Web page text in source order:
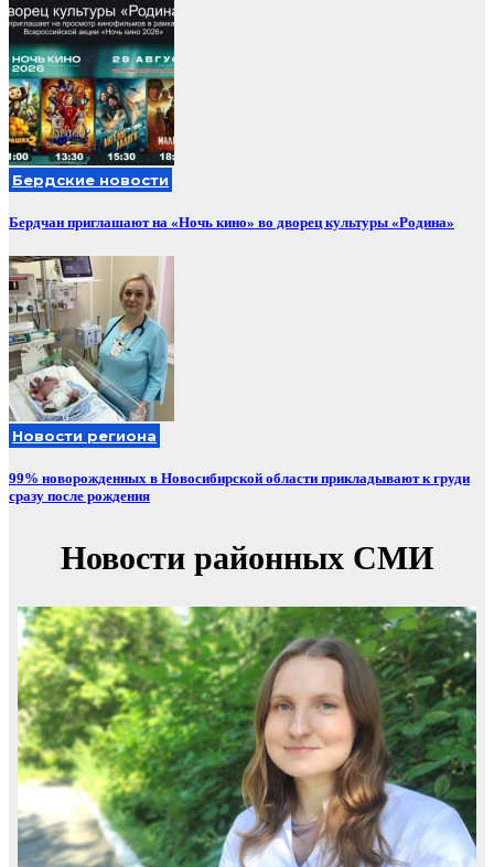
Бердские новости
Бердчан приглашают на «Ночь кино» во дворец культуры «Родина»
Новости региона
99% новорожденных в Новосибирской области прикладывают к груди
сразу после рождения